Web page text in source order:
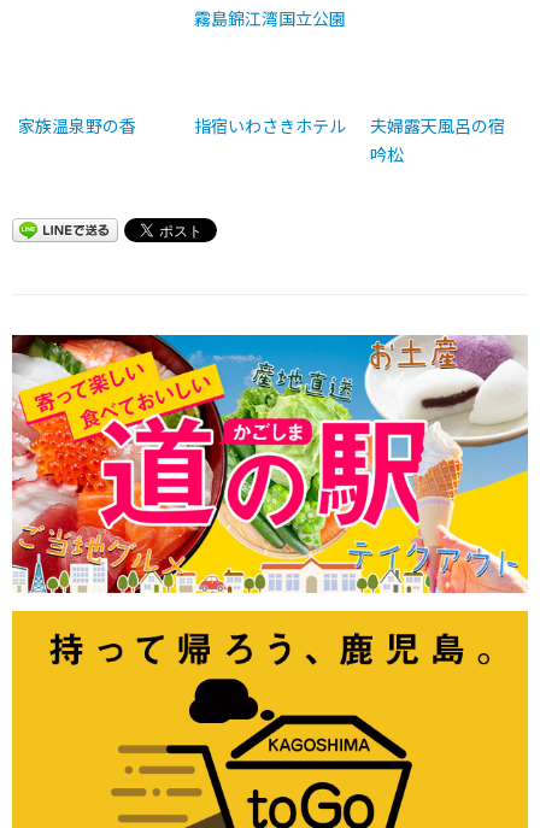
霧島錦江湾国立公園
家族温泉野の香 指宿いわさきホテル
夫婦露天風呂の宿
吟松